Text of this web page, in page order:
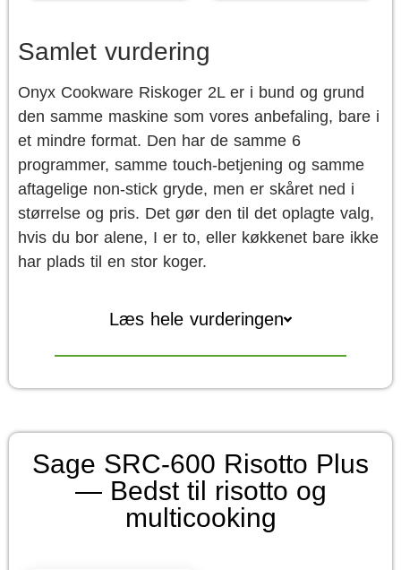
Samlet vurdering
Onyx Cookware Riskoger 2L er i bund og grund
den samme maskine som vores anbefaling, bare i
et mindre format. Den har de samme 6
programmer, samme touch-betjening og samme
aftagelige non-stick gryde, men er skåret ned i
størrelse og pris. Det gør den til det oplagte valg,
hvis du bor alene, I er to, eller køkkenet bare ikke
har plads til en stor koger.
Læs hele vurderingen
Sage SRC-600 Risotto Plus
— Bedst til risotto og
multicooking